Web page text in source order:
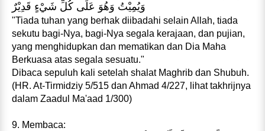
وَيُمِيْتُ وَهُوَ عَلَى كُلِّ شَيْءٍ قَدِيْرٌ
"Tiada tuhan yang berhak diibadahi selain Allah, tiada
sekutu bagi-Nya, bagi-Nya segala kerajaan, dan pujian,
yang menghidupkan dan mematikan dan Dia Maha
Berkuasa atas segala sesuatu."
Dibaca sepuluh kali setelah shalat Maghrib dan Shubuh.
(HR. At-Tirmidziy 5/515 dan Ahmad 4/227, lihat takhrijnya
dalam Zaadul Ma'aad 1/300)
9. Membaca: